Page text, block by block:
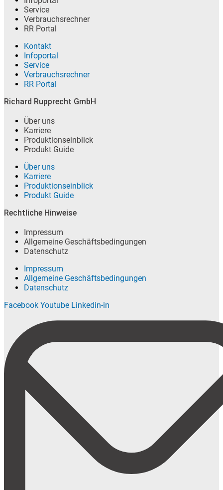
Service
Verbrauchsrechner
RR Portal
Kontakt
Infoportal
Service
Verbrauchsrechner
RR Portal
Richard Rupprecht GmbH
Über uns
Karriere
Produktionseinblick
Produkt Guide
Über uns
Karriere
Produktionseinblick
Produkt Guide
Rechtliche Hinweise
Impressum
Allgemeine Geschäftsbedingungen
Datenschutz
Impressum
Allgemeine Geschäftsbedingungen
Datenschutz
Facebook Youtube Linkedin-in